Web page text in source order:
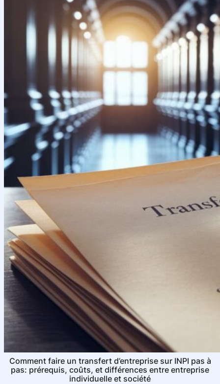
Comment faire un transfert d’entreprise sur INPI pas à
pas: prérequis, coûts, et différences entre entreprise
individuelle et société